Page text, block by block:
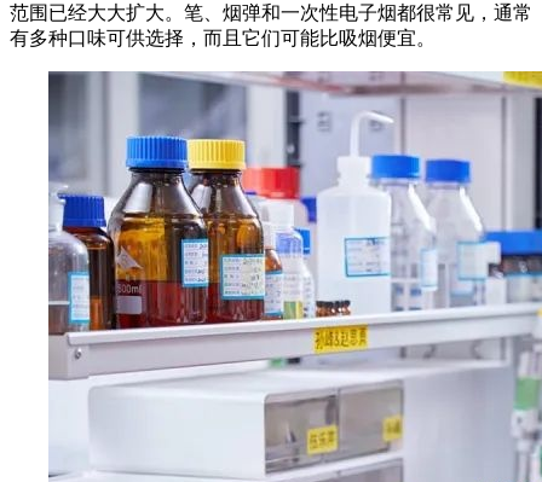
范围已经大大扩大。笔、烟弹和一次性电子烟都很常见，通常
有多种口味可供选择，而且它们可能比吸烟便宜。